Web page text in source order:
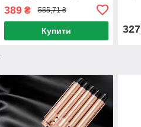
дарсонваль для волосся
389₴ 555,71 ₴
Купити